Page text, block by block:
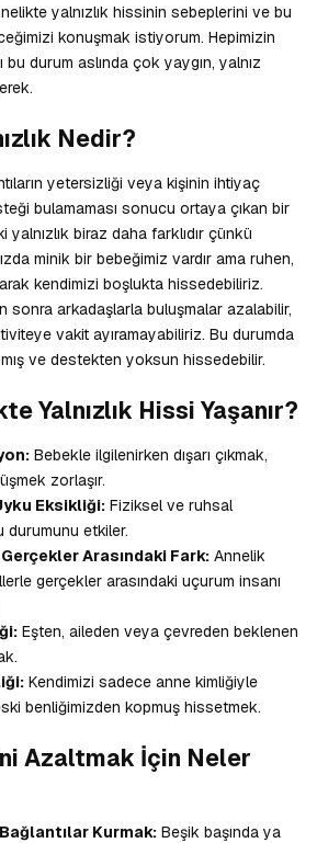
yalnızlık hissinin sebeplerini ve bu
konuşmak istiyorum. Hepimizin
bu durum aslında çok yaygın, yalnız
Nedir?
yetersizliği veya kişinin ihtiyaç
bulamaması sonucu ortaya çıkan bir
biraz daha farklıdır çünkü
minik bir bebeğimiz vardır ama ruhen,
kendimizi boşlukta hissedebiliriz.
sonra arkadaşlarla buluşmalar azalabilir,
vakit ayıramayabiliriz. Bu durumda
ve destekten yoksun hissedebilir.
Yalnızlık Hissi Yaşanır?
Bebekle ilgilenirken dışarı çıkmak,
zorlaşır.
Eksikliği: Fiziksel ve ruhsal
etkiler.
Arasındaki Fark: Annelik
gerçekler arasındaki uçurum insanı
Eşten, aileden veya çevreden beklenen
Kendimizi sadece anne kimliğiyle
benliğimizden kopmuş hissetmek.
Azaltmak İçin Neler
Kurmak: Beşik başında ya